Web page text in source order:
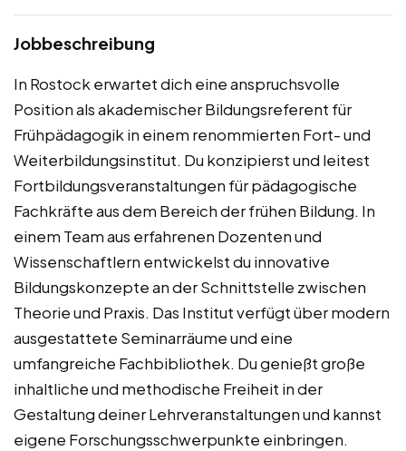
Jobbeschreibung
In Rostock erwartet dich eine anspruchsvolle
Position als akademischer Bildungsreferent für
Frühpädagogik in einem renommierten Fort- und
Weiterbildungsinstitut. Du konzipierst und leitest
Fortbildungsveranstaltungen für pädagogische
Fachkräfte aus dem Bereich der frühen Bildung. In
einem Team aus erfahrenen Dozenten und
Wissenschaftlern entwickelst du innovative
Bildungskonzepte an der Schnittstelle zwischen
Theorie und Praxis. Das Institut verfügt über modern
ausgestattete Seminarräume und eine
umfangreiche Fachbibliothek. Du genießt große
inhaltliche und methodische Freiheit in der
Gestaltung deiner Lehrveranstaltungen und kannst
eigene Forschungsschwerpunkte einbringen.